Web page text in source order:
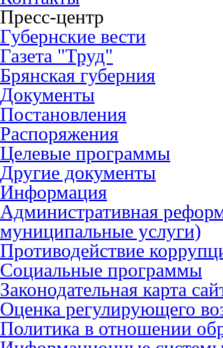
Пресс-центр
Губернские вести
Газета "Труд"
Брянская губерния
Документы
Постановления
Распоряжения
Целевые программы
Другие документы
Информация
Административная
муниципальные услуги)
Противодействие
Социальные программы
Законодательная карта
Оценка регулирующего
Политика в отношении